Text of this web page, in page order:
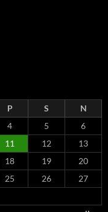
P S
N
4 5
6
11 12
13
18 19
20
25 26
27